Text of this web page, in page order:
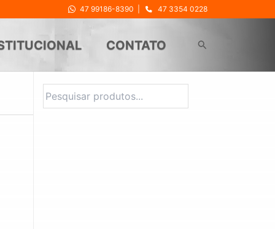
47 99186-8390 47 3354 0228
CONTATO Pesquisar